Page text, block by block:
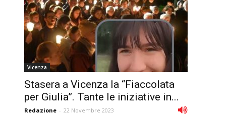
Vicenza
Stasera a Vicenza la “Fiaccolata
per Giulia”. Tante le iniziative in...
Redazione - 22 Novembre 2023